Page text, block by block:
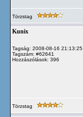
Törzstag
Kunix
Tagság: 2008-08-16 21:13:25
Tagszám: #62641
Hozzászólások: 396
Törzstag